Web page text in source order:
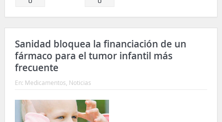
Sanidad bloquea la financiación de un
fármaco para el tumor infantil más
frecuente
En: Medicamentos Noticias